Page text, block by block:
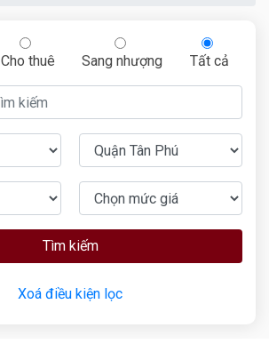
Cho thuê Sang nhượng Tất cả
Tìm kiếm
Xoá điều kiện lọc